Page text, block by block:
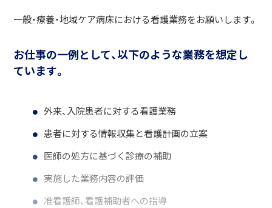
一般・療養・地域ケア病床における看護業務をお願いします。
お仕事の一例として、以下のような業務を想定し
ています。
外来、入院患者に対する看護業務
患者に対する情報収集と看護計画の立案
医師の処方に基づく診療の補助
実施した業務内容の評価
准看護師、看護補助者への指導